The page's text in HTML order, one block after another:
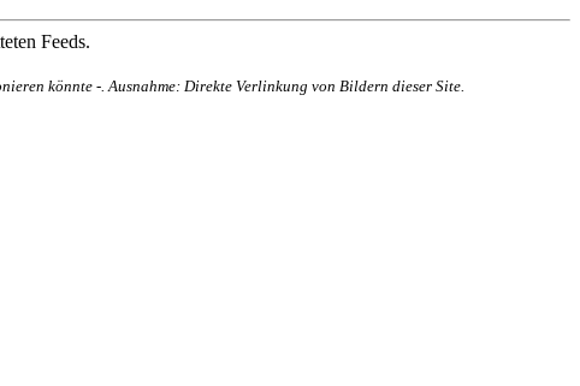
Feeds.
könnte -. Ausnahme: Direkte Verlinkung von Bildern dieser Site.